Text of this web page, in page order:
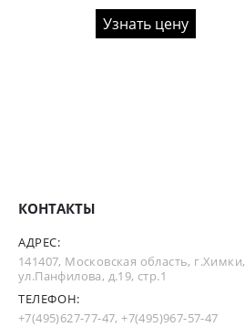
Узнать цену
КОНТАКТЫ
АДРЕС:
141407, Московская область, г.Химки,
ул.Панфилова, д.19, стр.1
ТЕЛЕФОН:
+7(495)627-77-47,+7(495)967-57-47